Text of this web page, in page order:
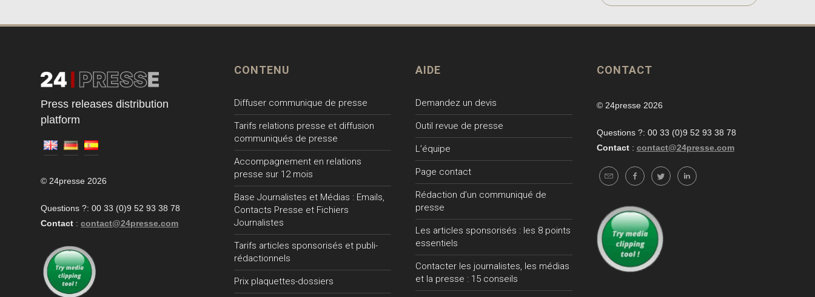
Press releases distribution
platform
© 24presse 2026
Questions ?: 00 33 (0)9 52 93 38 78
Contact : contact@24presse.com
CONTENU
Diffuser communique de presse
Tarifs relations presse et diffusion
communiqués de presse
Accompagnement en relations
presse sur 12 mois
Base Journalistes et Médias : Emails,
Contacts Presse et Fichiers
Journalistes
Tarifs articles sponsorisés et publi-
rédactionnels
Prix plaquettes-dossiers
AIDE
Demandez un devis
Outil revue de presse
L’équipe
Page contact
Rédaction d’un communiqué de
presse
Les articles sponsorisés : les 8 points
essentiels
Contacter les journalistes, les médias
et la presse : 15 conseils
CONTACT
© 24presse 2026
Questions ?: 00 33 (0)9 52 93 38 78
Contact : contact@24presse.com